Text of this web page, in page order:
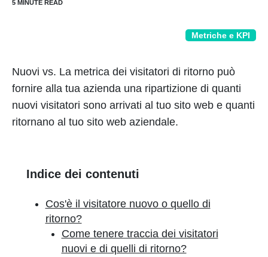
Metriche e KPI
Nuovi vs. La metrica dei visitatori di ritorno può
fornire alla tua azienda una ripartizione di quanti
nuovi visitatori sono arrivati al tuo sito web e quanti
ritornano al tuo sito web aziendale.
Indice dei contenuti
Cos'è il visitatore nuovo o quello di
ritorno?
Come tenere traccia dei visitatori
nuovi e di quelli di ritorno?